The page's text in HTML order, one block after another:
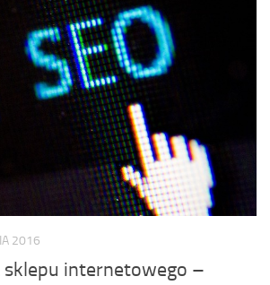
2016
sklepu internetowego –